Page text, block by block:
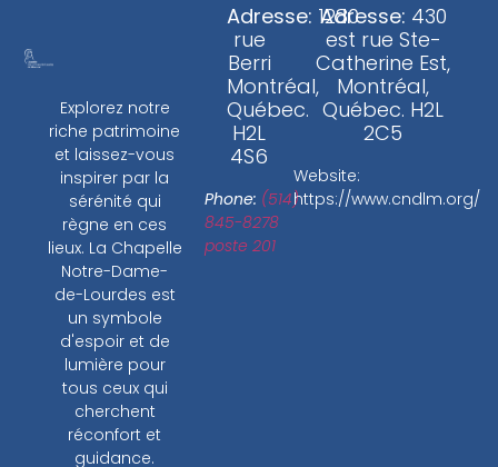
Explorez notre
riche patrimoine
et laissez-vous
inspirer par la
sérénité qui
règne en ces
lieux. La Chapelle
Notre-Dame-
de-Lourdes est
un symbole
d'espoir et de
lumière pour
tous ceux qui
cherchent
réconfort et
guidance.
Adresse: 1280
rue
Berri
Montréal,
Québec.
H2L
4S6
Phone: (514)
845-8278
poste 201
Adresse: 430
est rue Ste-
Catherine Est,
Montréal,
Québec. H2L
2C5
Website:
https://www.cndlm.org/